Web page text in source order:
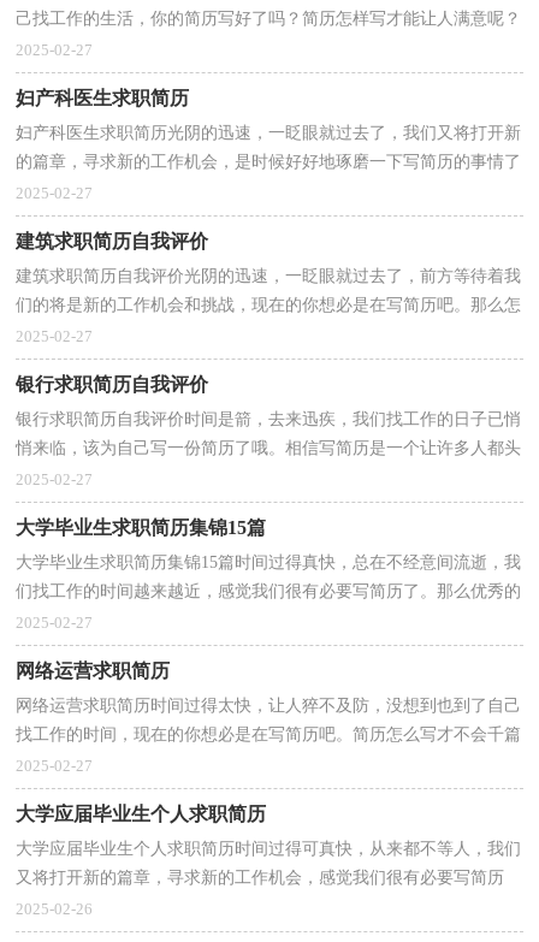
己找工作的生活，你的简历写好了吗？简历怎样写才能让人满意呢？
下面是小编精心整理的个人求职简历的自我评价，希望能够...
2025-02-27
妇产科医生求职简历
妇产科医生求职简历光阴的迅速，一眨眼就过去了，我们又将打开新
的篇章，寻求新的工作机会，是时候好好地琢磨一下写简历的事情了
哦。千万不能认为简历随便应付就可以喔，以下是小编精...
2025-02-27
建筑求职简历自我评价
建筑求职简历自我评价光阴的迅速，一眨眼就过去了，前方等待着我
们的将是新的工作机会和挑战，现在的你想必是在写简历吧。那么怎
样写好简历呢？以下是小编精心整理的.建筑求职简历...
2025-02-27
银行求职简历自我评价
银行求职简历自我评价时间是箭，去来迅疾，我们找工作的日子已悄
悄来临，该为自己写一份简历了哦。相信写简历是一个让许多人都头
痛的问题，以下是小编为大家收集的银行求职简历自我...
2025-02-27
大学毕业生求职简历集锦15篇
大学毕业生求职简历集锦15篇时间过得真快，总在不经意间流逝，我
们找工作的时间越来越近，感觉我们很有必要写简历了。那么优秀的
简历都是怎么写的呢？下面是小编整理的大学毕业生求...
2025-02-27
网络运营求职简历
网络运营求职简历时间过得太快，让人猝不及防，没想到也到了自己
找工作的时间，现在的你想必是在写简历吧。简历怎么写才不会千篇
一律呢？以下是小编精心整理的网络运营求职简历，欢迎...
2025-02-27
大学应届毕业生个人求职简历
大学应届毕业生个人求职简历时间过得可真快，从来都不等人，我们
又将打开新的篇章，寻求新的工作机会，感觉我们很有必要写简历
了。但是怎么写才更能吸引眼球呢？下面是小编精心整理的...
2025-02-26